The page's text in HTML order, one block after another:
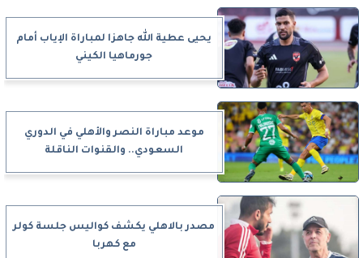
يحيى عطية الله جاهزا لمباراة الإياب أمام
جورماهيا الكيني
موعد مباراة النصر والأهلي في الدوري
السعودي.. والقنوات الناقلة
مصدر بالاهلي يكشف كواليس جلسة كولر
مع كهربا